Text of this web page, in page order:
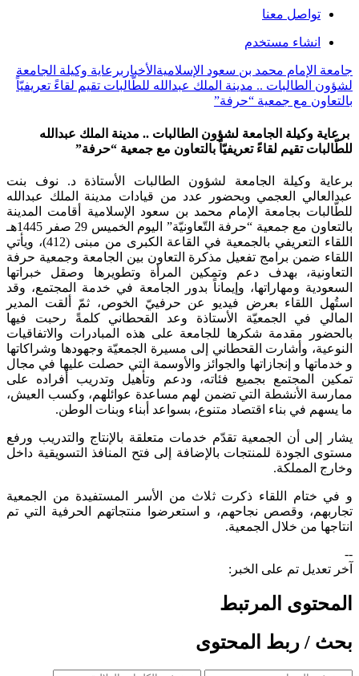
تواصل معنا
انشاء مستخدم
جامعة الإمام محمد بن سعود الإسلامية الأخبار برعاية وكيلة الجامعة
لشؤون الطالبات .. مدينة الملك عبدالله للطّالبات تقيم لقاءً تعريفيّاً
بالتعاون مع جمعية “حرفة”
برعاية وكيلة الجامعة لشؤون الطالبات .. مدينة الملك عبدالله
للطّالبات تقيم لقاءً تعريفيّاً بالتعاون مع جمعية “حرفة”
​برعاية وكيلة الجامعة لشؤون الطالبات الأستاذة د. نوف بنت
عبدالعالي العجمي وبحضور عدد من قيادات مدينة الملك عبدالله
للطّالبات بجامعة الإمام محمد بن سعود الإسلامية أقامت المدينة
بالتعاون مع جمعية “حرفة التّعاونيّة” اليوم الخميس 29 صفر 1445هـ
اللقاء التعريفي بالجمعية في القاعة الكبرى من مبنى (412)، ويأتي
اللقاء ضمن برامج تفعيل مذكرة التعاون بين الجامعة وجمعية حرفة
التعاونية، بهدف دعم وتمكين المرأة وتطويرها وصقل خبراتها
السعودية ومهاراتها، وإيماناً بدور الجامعة في خدمة المجتمع، وقد
استُهل اللقاء بعرض فيديو عن حرفييّ الخوص، ثمّ ألقت المدير
المالي في الجمعيّة الأستاذة وعد القحطاني كلمةً رحبت فيها
بالحضور مقدمة شكرها للجامعة على هذه المبادرات والاتفاقيات
النوعية، وأشارت القحطاني إلى مسيرة الجمعيّة وجهودها وشراكاتها
و خدماتها و إنجازاتها والجوائز والأوسمة التي حصلت عليها في مجال
تمكين المجتمع بجميع فئاته، ودعم وتأهيل وتدريب أفراده على
ممارسة الأنشطة التي تضمن لهم مساعدة عوائلهم، وكسب العيش،
ما يسهم في بناء اقتصاد متنوع، بسواعد أبناء وبنات الوطن.
يشار إلى أن الجمعية تقدّم خدمات متعلقة بالإنتاج والتدريب ورفع
مستوى الجودة للمنتجات بالإضافة إلى فتح المنافذ التسويقية داخل
وخارج المملكة.
و في ختام اللقاء ذكرت ثلاث من الأسر المستفيدة من الجمعية
تجاربهم، وقصص نجاحهم، و ​استعرضوا منتجاتهم الحرفية التي تم
انتاجها من خلال الجمعية.​
--
آخر تعديل تم على الخبر:
المحتوى المرتبط
بحث / ربط المحتوى